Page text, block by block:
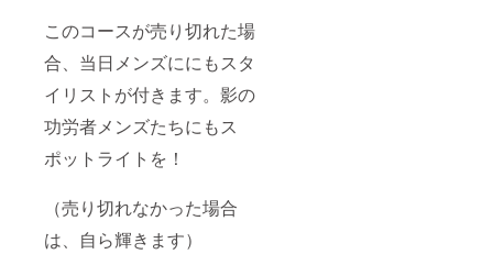
このコースが売り切れた場
合、当日メンズににもスタ
イリストが付きます。影の
功労者メンズたちにもス
ポットライトを！
（売り切れなかった場合
は、自ら輝きます）